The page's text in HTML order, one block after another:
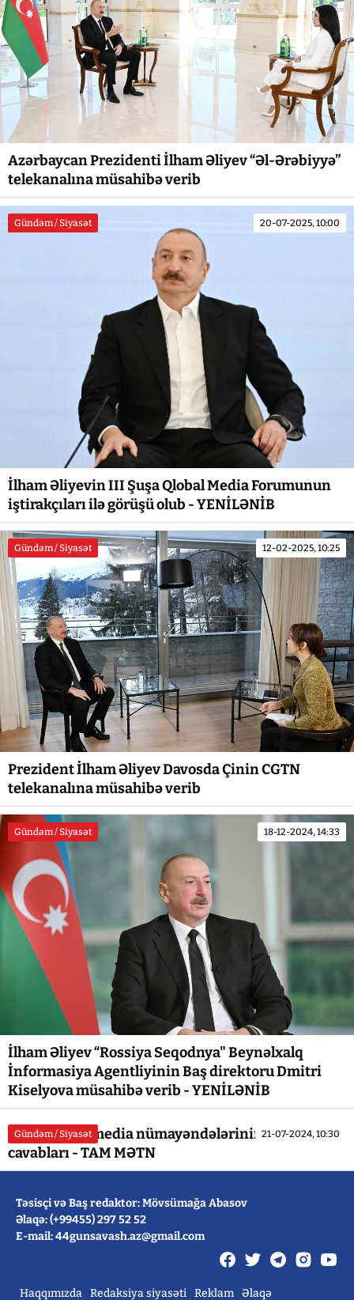
Azərbaycan Prezidenti İlham Əliyev “Əl-Ərəbiyyə”
telekanalına müsahibə verib
Gündəm / Siyasət 20-07-2025, 10:00
İlham Əliyevin III Şuşa Qlobal Media Forumunun
iştirakçıları ilə görüşü olub - YENİLƏNİB
Gündəm / Siyasət 12-02-2025, 10:25
Prezident İlham Əliyev Davosda Çinin CGTN
telekanalına müsahibə verib
Gündəm / Siyasət 18-12-2024, 14:33
İlham Əliyev “Rossiya Seqodnya" Beynəlxalq
İnformasiya Agentliyinin Baş direktoru Dmitri
Kiselyova müsahibə verib - YENİLƏNİB
Gündəm / Siyasət 21-07-2024, 10:30
Prezidentin media nümayəndələrinin suallarına
cavabları - TAM MƏTN
Təsisçi və Baş redaktor: Mövsümağa Abasov
Əlaqə: (+99455) 297 52 52
E-mail: 44gunsavash.az@gmail.com
Haqqımızda Redaksiya siyasəti Reklam Əlaqə